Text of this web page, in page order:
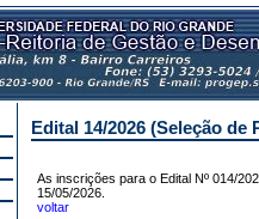
Edital 14/2026 (Seleção
As inscrições para o Edital Nº 014/
15/05/2026.
voltar